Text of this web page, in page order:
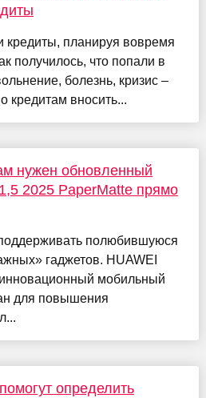
кредиты, планируя вовремя
получилось, что попали в
болезнь, кризис –
кредитам вносить...
нужен обновленный
2025 PaperMatte прямо
полюбившуюся
гаджетов. HUAWEI
мобильный
для повышения
определить